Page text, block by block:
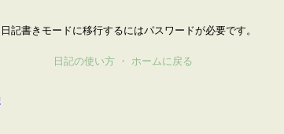
記書きモードに移行するにはパスワードが必要です。
日記の使い方 ・ ホームに戻る